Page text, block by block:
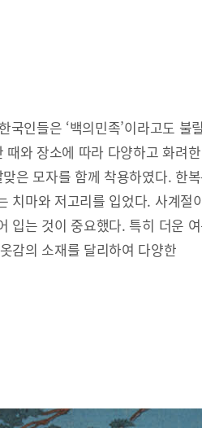
국인들은 ‘백의민족’이라고도 불릴
와 장소에 따라 다양하고 화려한
은 모자를 함께 착용하였다. 한
치마와 저고리를 입었다. 사계절
입는 것이 중요했다. 특히 더운
감의 소재를 달리하여 다양한